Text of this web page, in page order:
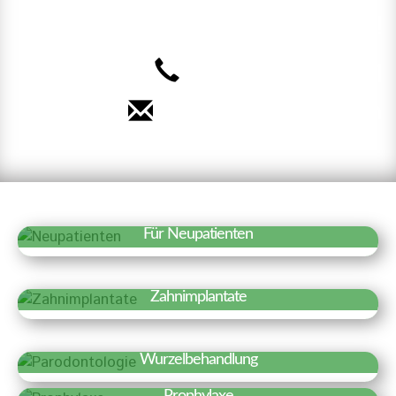
Für Neupatienten
Wir freuen uns über Ihr Interesse an
unserer Praxis. Auf einen Blick haben wir
Informationen für einen ersten Termin
zusammengestellt.
Erfahren Sie mehr »
Zahnimplantate
Zahnimplantate sind künstliche
Zahnwurzeln, die fest in den
Erfahren Sie mehr »
Wurzelbehandlung